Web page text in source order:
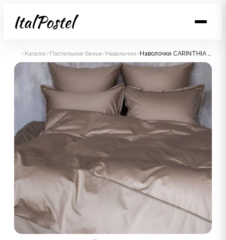
/Каталог/Постельное белье/Наволочки/ Наволочки CARINTHIA NOBLE LACE GRASS 70х70 (2шт)